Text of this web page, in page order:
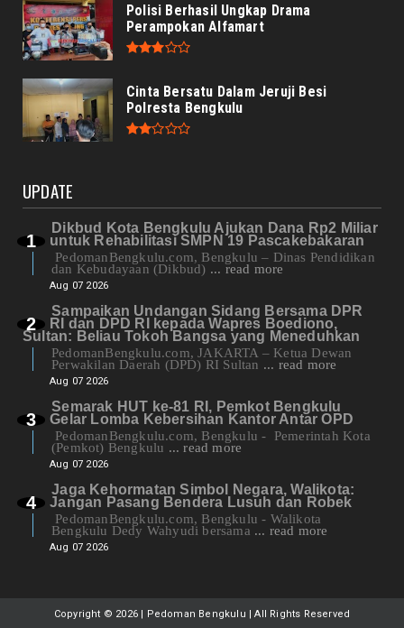
Polisi Berhasil Ungkap Drama
Perampokan Alfamart
Cinta Bersatu Dalam Jeruji Besi
Polresta Bengkulu
UPDATE
Dikbud Kota Bengkulu Ajukan Dana Rp2 Miliar
untuk Rehabilitasi SMPN 19 Pascakebakaran
PedomanBengkulu.com, Bengkulu – Dinas Pendidikan
dan Kebudayaan (Dikbud) ... read more
Aug 07 2026
Sampaikan Undangan Sidang Bersama DPR
RI dan DPD RI kepada Wapres Boediono,
Sultan: Beliau Tokoh Bangsa yang Meneduhkan
PedomanBengkulu.com, JAKARTA – Ketua Dewan
Perwakilan Daerah (DPD) RI Sultan ... read more
Aug 07 2026
Semarak HUT ke-81 RI, Pemkot Bengkulu
Gelar Lomba Kebersihan Kantor Antar OPD
PedomanBengkulu.com, Bengkulu - Pemerintah Kota
(Pemkot) Bengkulu ... read more
Aug 07 2026
Jaga Kehormatan Simbol Negara, Walikota:
Jangan Pasang Bendera Lusuh dan Robek
PedomanBengkulu.com, Bengkulu - Walikota
Bengkulu Dedy Wahyudi bersama ... read more
Aug 07 2026
Copyright © 2026 | Pedoman Bengkulu | All Rights Reserved